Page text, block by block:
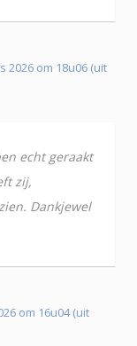
2026 om 18u06 (uit
echt geraakt
zij,
Dankjewel
om 16u04 (uit